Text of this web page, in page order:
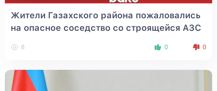
Жители Газахского района пожаловались
на опасное соседство со строящейся АЗС
8 0 0